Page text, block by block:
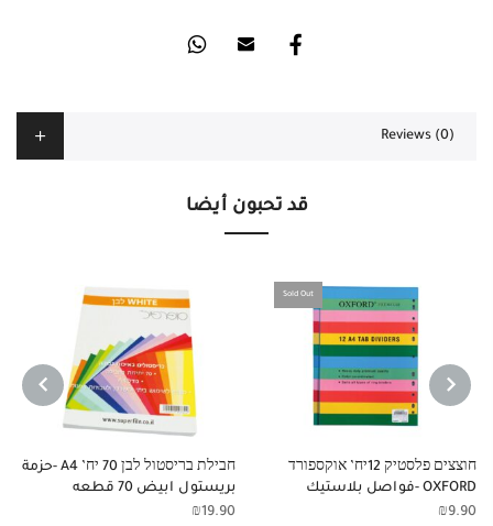
Reviews (0)
قد تحبون أيضا
PREVIOUS
Sold Out
חוצצים פלסטיק 12יח’ אוקספורד
OXFORD -فواصل بلاستيك
₪9.90
חבילת בריסטול לבן 70 יח’ A4 -حزمة
بريستول ابيض 70 قطعه
₪19.90
NEXT